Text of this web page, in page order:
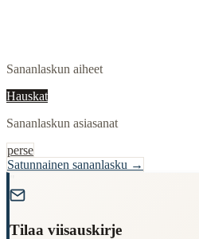
Sananlaskun aiheet
Hauskat
Sananlaskun asiasanat
perse
Satunnainen sananlasku →
Tilaa viisauskirje